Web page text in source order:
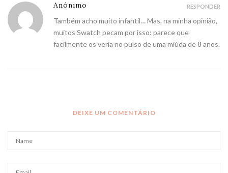
Anónimo
Também acho muito infantil… Mas, na minha opinião,
muitos Swatch pecam por isso: parece que
facilmente os veria no pulso de uma miúda de 8 anos.
RESPONDER
DEIXE UM COMENTÁRIO